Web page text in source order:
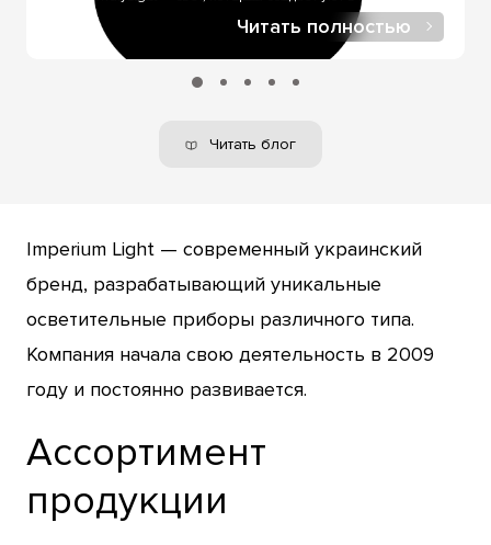
Читать полностью
Читать блог
Imperium Light — современный украинский
бренд, разрабатывающий уникальные
осветительные приборы различного типа.
Компания начала свою деятельность в 2009
году и постоянно развивается.
Ассортимент
продукции